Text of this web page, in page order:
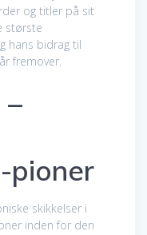
og titler på sit
største
hans bidrag til
fremover.
–
skikkelser i
inden for den